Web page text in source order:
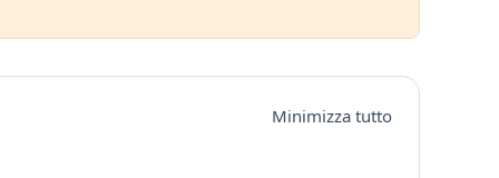
Minimizza tutto